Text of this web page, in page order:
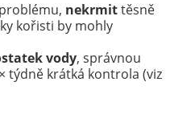
nekrmittěsně
kořisti by mohly
vody, správnou
týdně krátká kontrola (viz